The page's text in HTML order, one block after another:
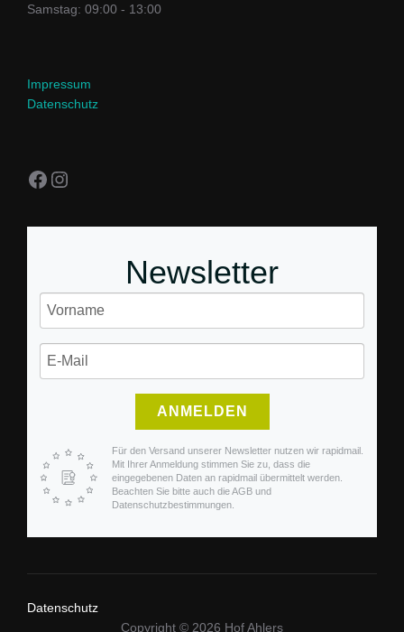
Samstag: 09:00 - 13:00
Impressum
Datenschutz
Facebook
Instagram
Newsletter
ANMELDEN
Für den Versand unserer Newsletter nutzen wir rapidmail.
Mit Ihrer Anmeldung stimmen Sie zu, dass die
eingegebenen Daten an rapidmail übermittelt werden.
Beachten Sie bitte auch die AGB und
Datenschutzbestimmungen.
Datenschutz
Copyright © 2026 Hof Ahlers